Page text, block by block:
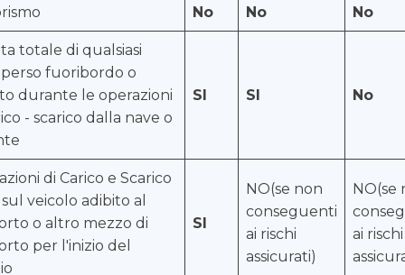
No No No
totale di qualsiasi
fuoribordo o
durante le operazioni
- scarico dalla nave o
SI SI No
di Carico e Scarico
veicolo adibito al
o altro mezzo di
per l'inizio del
SI
NO(se non
conseguenti
ai rischi
assicurati)
NO(se
ai rischi